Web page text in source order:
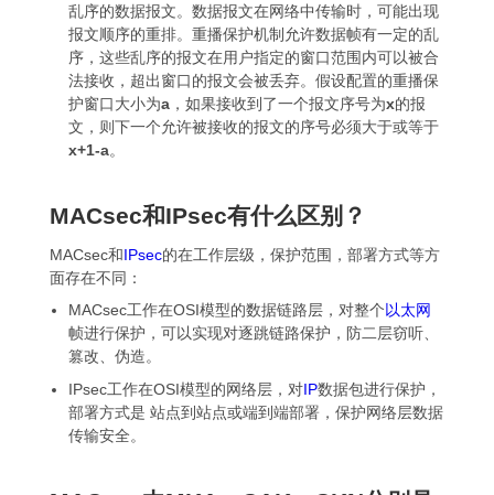
乱序的数据报文。数据报文在网络中传输时，可能出现
报文顺序的重排。重播保护机制允许数据帧有一定的乱
序，这些乱序的报文在用户指定的窗口范围内可以被合
法接收，超出窗口的报文会被丢弃。假设配置的重播保
护窗口大小为a，如果接收到了一个报文序号为x的报
文，则下一个允许被接收的报文的序号必须大于或等于
x+1-a。
MACsec和IPsec有什么区别？
MACsec和IPsec的在工作层级，保护范围，部署方式等方
面存在不同：
MACsec工作在OSI模型的数据链路层，对整个以太网
帧进行保护，可以实现对逐跳链路保护，防二层窃听、
篡改、伪造。
IPsec工作在OSI模型的网络层，对IP数据包进行保护，
部署方式是 站点到站点或端到端部署，保护网络层数据
传输安全。